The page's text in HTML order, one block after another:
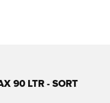
90 LTR - SORT